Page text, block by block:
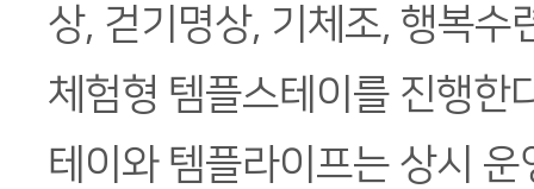
상, 걷기명상, 기체조, 행복수
체험형 템플스테이를 진행한
테이와 템플라이프는 상시 운